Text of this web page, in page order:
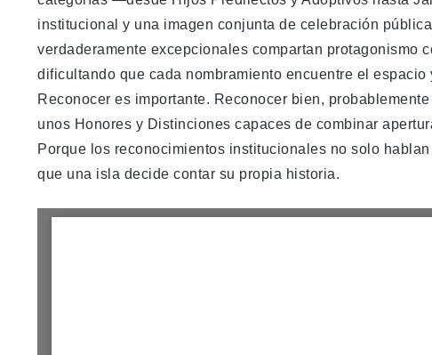
institucional y una imagen conjunta de celebración
verdaderamente excepcionales compartan protagonismo
dificultando que cada nombramiento encuentre el espacio
Reconocer es importante. Reconocer bien,
unos Honores y Distinciones capaces de combinar
Porque los reconocimientos institucionales no solo
que una isla decide contar su propia historia.